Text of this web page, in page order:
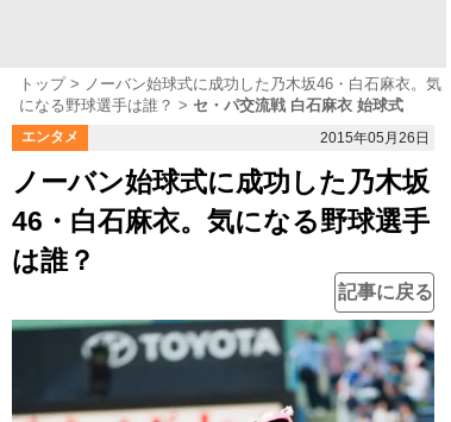
トップ
ノーバン始球式に成功した乃木坂46・白石麻衣。気
になる野球選手は誰？
セ・パ交流戦 白石麻衣 始球式
エンタメ 2015年05月26日
ノーバン始球式に成功した乃木坂
46・白石麻衣。気になる野球選手
は誰？
記事に戻る